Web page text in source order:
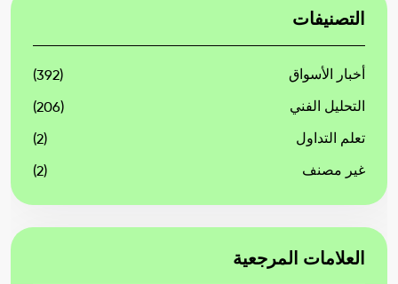
التصنيفات
أخبار الأسواق (392)
التحليل الفني (206)
تعلم التداول (2)
غير مصنف (2)
العلامات المرجعية